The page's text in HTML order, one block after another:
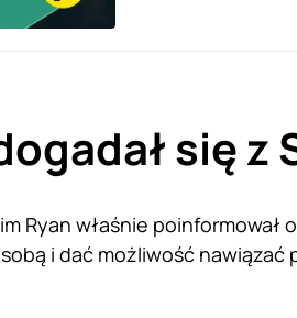
się z
Ryan właśnie poinformował
i dać możliwość